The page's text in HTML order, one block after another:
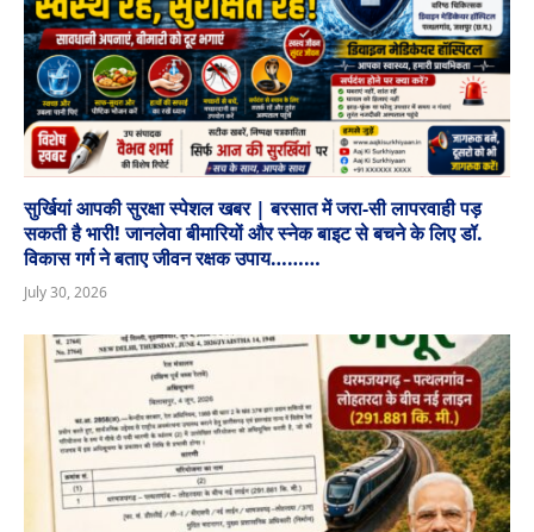
सुर्खियां आपकी सुरक्षा स्पेशल खबर | बरसात में जरा-सी लापरवाही पड़
सकती है भारी! जानलेवा बीमारियों और स्नेक बाइट से बचने के लिए डॉ.
विकास गर्ग ने बताए जीवन रक्षक उपाय………
July 30, 2026